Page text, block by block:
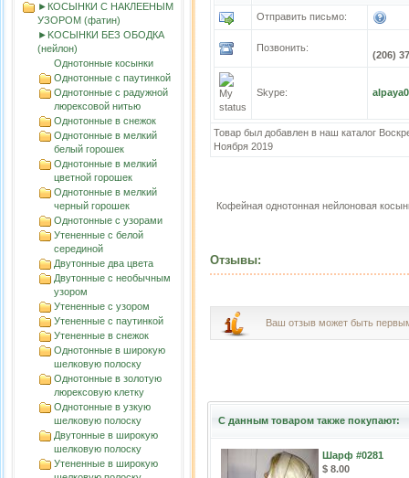
►КОСЫНКИ С НАКЛЕЕНЫМ
УЗОРОМ (фатин)
►KOСЫНКИ БЕЗ ОБОДКА
(нейлон)
Однотонные косынки
Однотонные с паутинкой
Однотонные с радужной
люрексовой нитью
Однотонные в снежок
Однотонные в мелкий
белый горошек
Однотонные в мелкий
цветной горошек
Однотонные в мелкий
черный горошек
Однотонные с узорами
Утененные с белой
серединой
Двутонные два цвета
Двутонные с необычным
узором
Утененные с узором
Утененные с паутинкой
Утененные в снежок
Однотонные в широкую
шелковую полоску
Однотонные в золотую
люрексовую клетку
Однотонные в узкую
шелковую полоску
Двутонные в широкую
шелковую полоску
Утененные в широкую
Отправить письмо:
Позвонить:
(206)
Skype:
Товар был добавлен в наш каталог
Ноября 2019
Кофейная однотонная нейлоновая
Отзывы:
Ваш отзыв может быть
С данным товаром также покупают:
Шарф #0281
$ 8.00